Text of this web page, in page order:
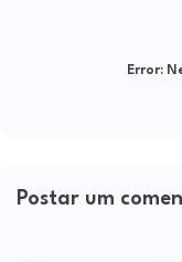
Error:
Postar um